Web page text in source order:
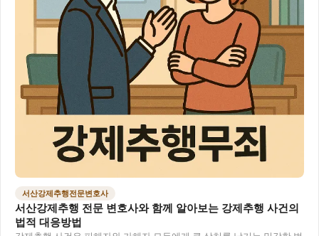
서산강제추행전문변호사
서산강제추행 전문 변호사와 함께 알아보는 강제추행 사건의
법적 대응방법